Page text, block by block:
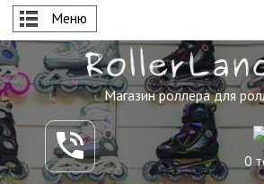
Меню
Магазин роллера для
0